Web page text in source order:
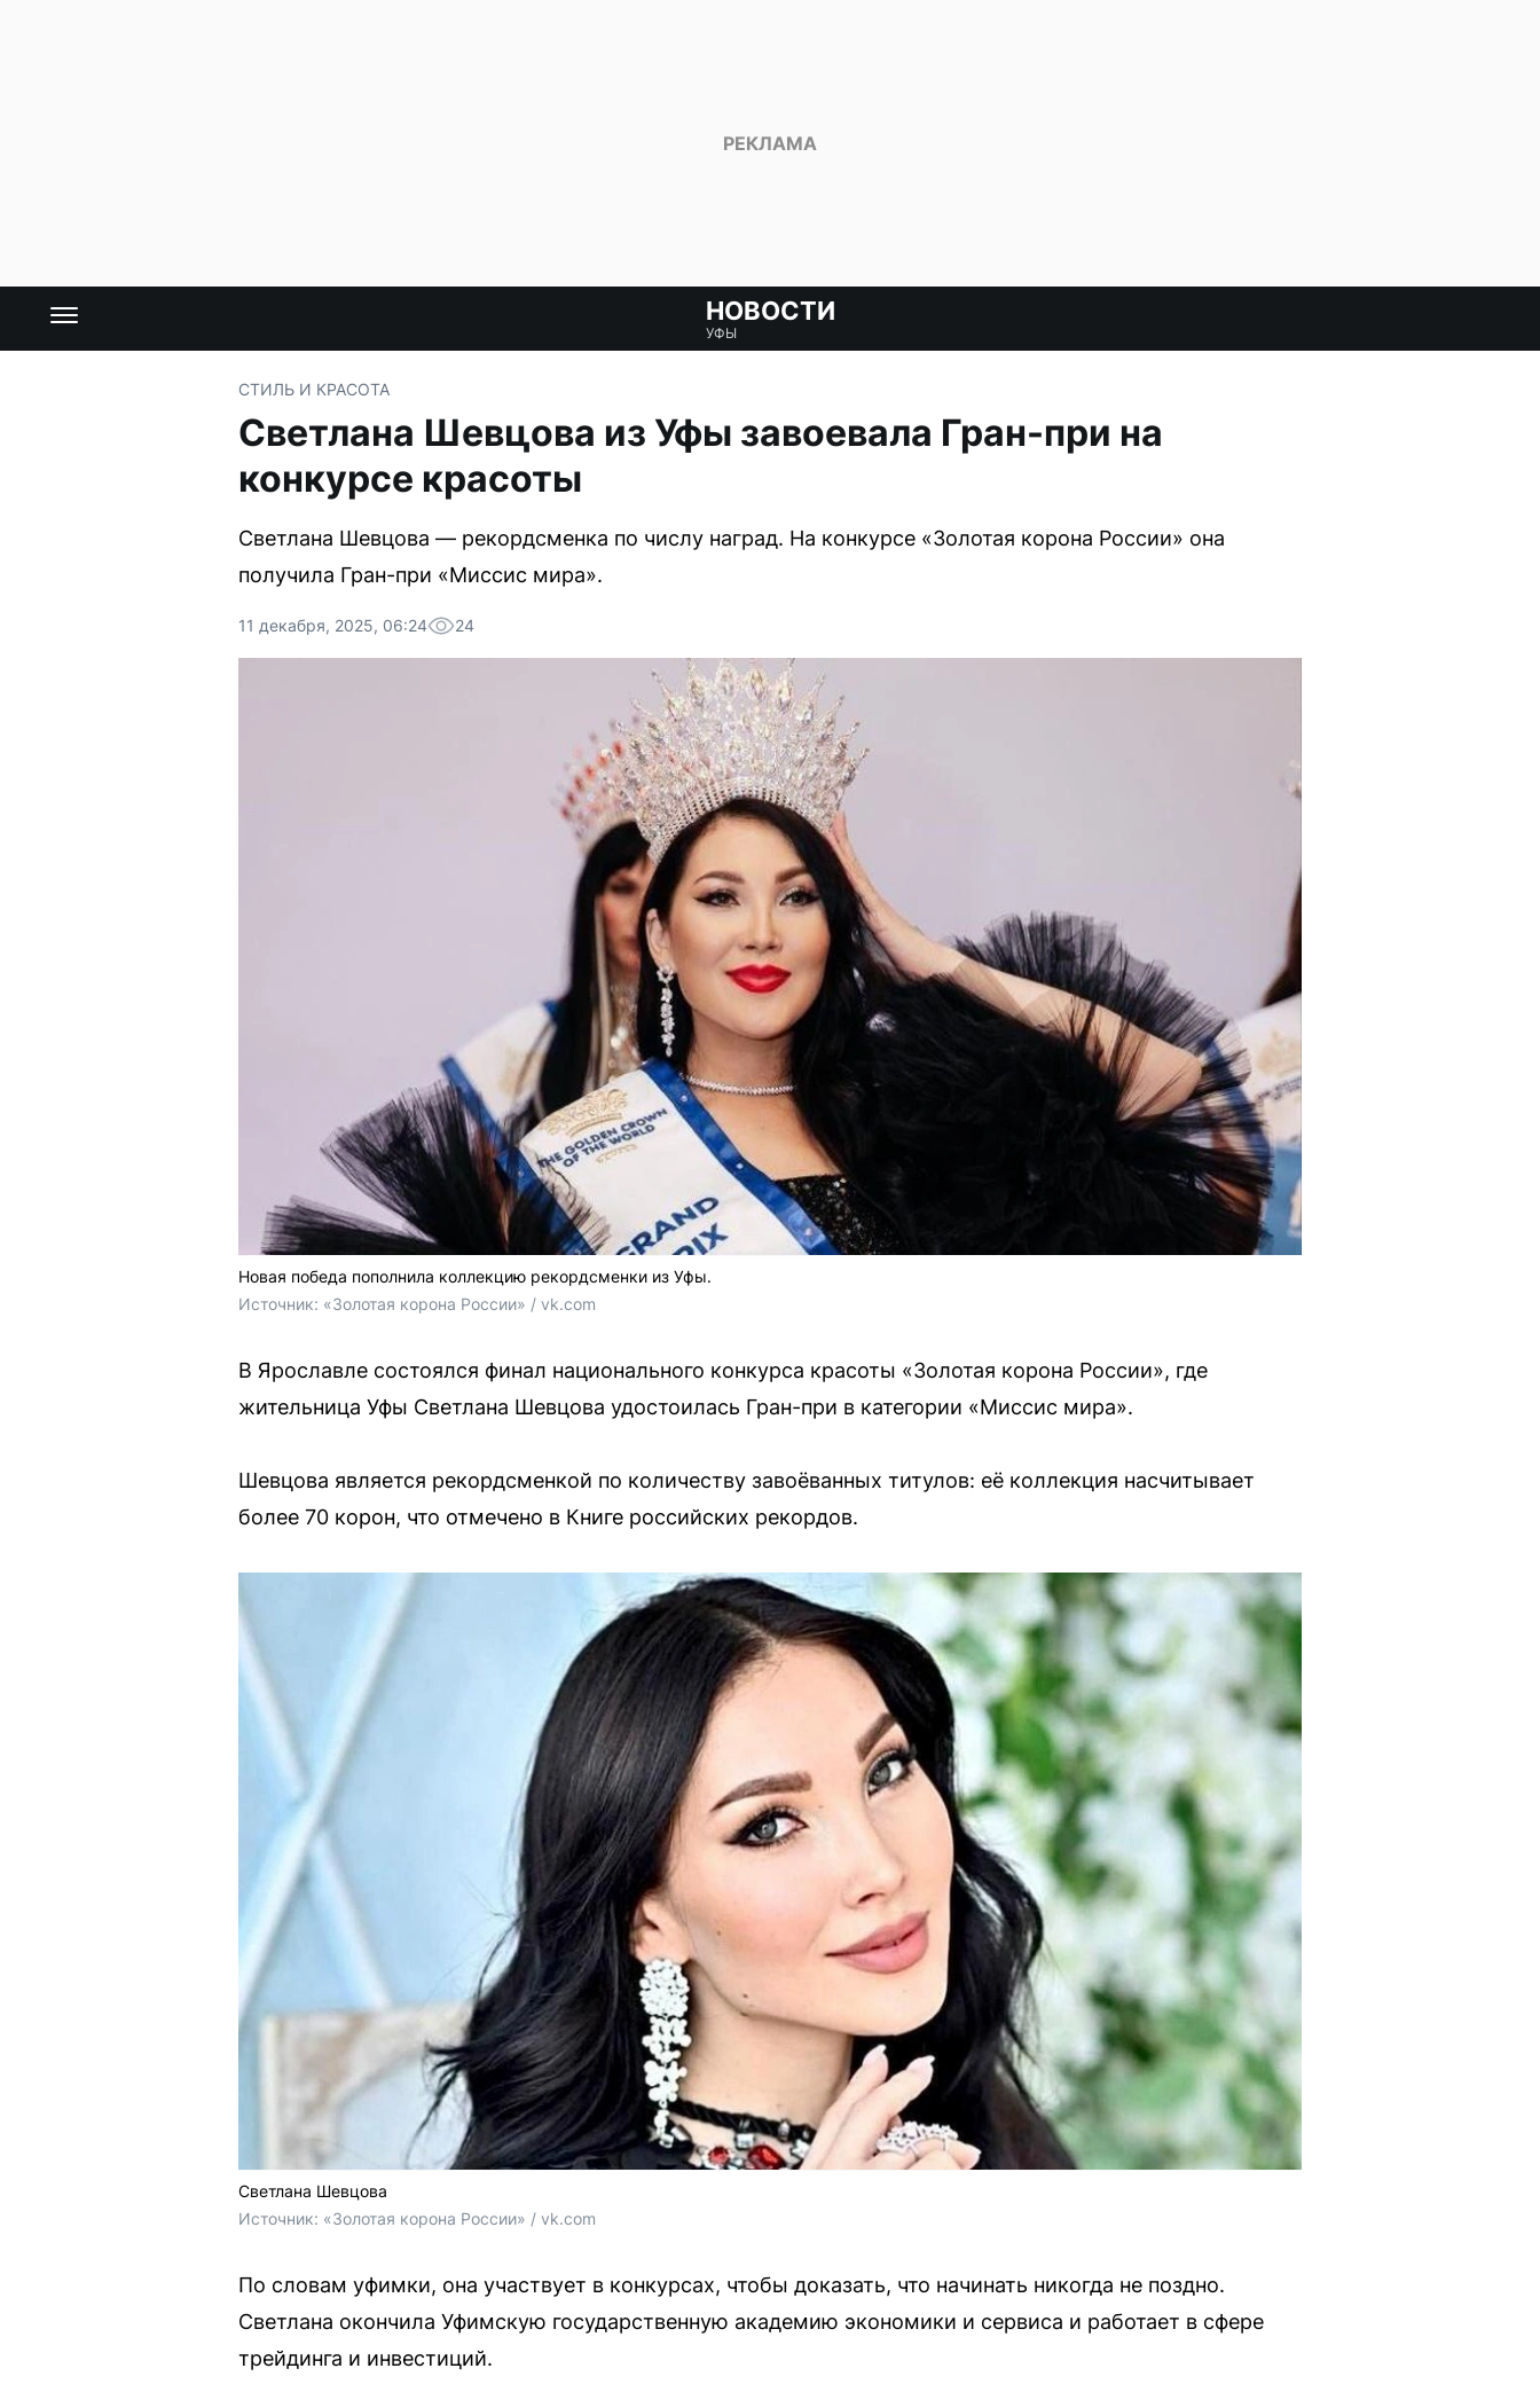
НОВОСТИ
УФЫ
СТИЛЬ И КРАСОТА
Светлана Шевцова из Уфы завоевала Гран-при на
конкурсе красоты
Светлана Шевцова — рекордсменка по числу наград. На конкурсе «Золотая корона России» она
получила Гран-при «Миссис мира».
11 декабря, 2025, 06:24 24
Новая победа пополнила коллекцию рекордсменки из Уфы.
Источник: «Золотая корона России» / vk.com
В Ярославле состоялся финал национального конкурса красоты «Золотая корона России», где
жительница Уфы Светлана Шевцова удостоилась Гран-при в категории «Миссис мира».
Шевцова является рекордсменкой по количеству завоёванных титулов: её коллекция насчитывает
более 70 корон, что отмечено в Книге российских рекордов.
Светлана Шевцова
Источник: «Золотая корона России» / vk.com
По словам уфимки, она участвует в конкурсах, чтобы доказать, что начинать никогда не поздно.
Светлана окончила Уфимскую государственную академию экономики и сервиса и работает в сфере
трейдинга и инвестиций.